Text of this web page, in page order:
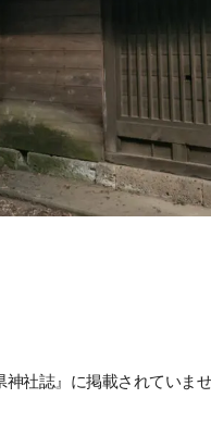
社誌』に掲載されていま